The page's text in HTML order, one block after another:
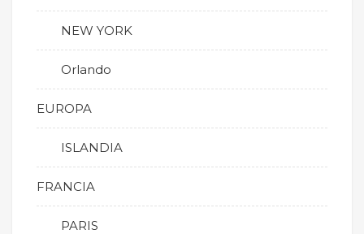
NEW YORK
Orlando
EUROPA
ISLANDIA
FRANCIA
PARIS